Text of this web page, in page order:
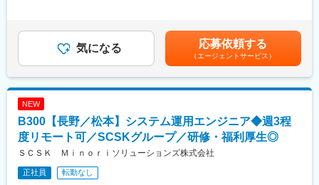
クスタイム制を導入しています。
・リモートワーク：上司との合意のものと、社員それぞれのライ
フスタイルにあわせた働き方のひとつとして、全社員が利用でき
ます。
・離職率は業界平均を大幅に下回っています。このことからも、
■働く環境：
・中途入社者やUターン・Iターン入社者の比率も多く、多様な経
験・スキルを持った社員が働いています。
・本社周辺は、豊かな自然に囲まれています。社屋も2020年12月
に改装。快適な環境で働くことができます。
■主な製品分野：
プリンター、プロジェクターなど
■こんな方を歓迎します：
◎自分のキャリアは自分で切り開いていく、という強い信念をお
します。
◎実務経験によるところだけではなく、積極的に周囲に働きか
け、周りを巻き込んでいくためのコミュニケーション力や主体
性、そして柔軟な発想力を生かしてご活躍いただける方を募集し
ています。
ら4ヶ月に分けて支給）■賞与：年2回※過去実績■モデル年収：メ
ンバークラス：430万円～小規模チームリーダー（2～3名規
模）：490万円～賃金はあくまでも目安の金額であり、選考を通
じて上下する可能性があります。月給(月額)は固定手当を含めた表
記です。
気になる 応募依頼する
（エージェントサービス）
NEW
B300【長野／松本】システム運用エンジニア◆週3程
度リモート可／SCSKグループ／研修・福利厚生◎
ＳＣＳＫ Ｍｉｎｏｒｉソリューションズ株式会社
正社員 転勤なし